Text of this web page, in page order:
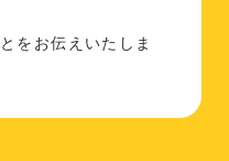
をお伝えいたしま